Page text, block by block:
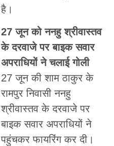
है।
27 जून को ननहु श्रीवास्तव
के दरवाजे पर बाइक सवार
अपराधियों ने चलाई गोली
27 जून की शाम ठाकुर के
रामपुर निवासी ननहु
श्रीवास्तव के दरवाजे पर
बाइक सवार अपराधियों ने
पहुंचकर फायरिंग कर दी।